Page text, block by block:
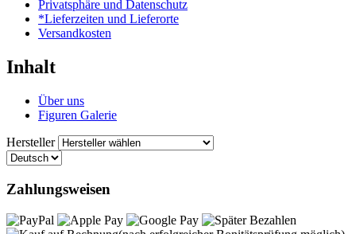
Privatsphäre und Datenschutz
*Lieferzeiten und Lieferorte
Versandkosten
Inhalt
Über uns
Figuren Galerie
Hersteller
Zahlungsweisen